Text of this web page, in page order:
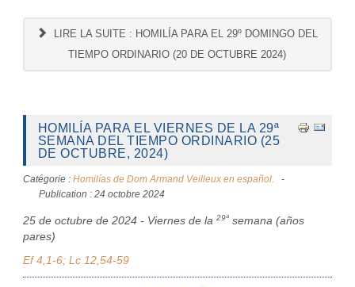
LIRE LA SUITE : HOMILÍA PARA EL 29º DOMINGO DEL
TIEMPO ORDINARIO (20 DE OCTUBRE 2024)
HOMILÍA PARA EL VIERNES DE LA 29ª
SEMANA DEL TIEMPO ORDINARIO (25
DE OCTUBRE, 2024)
Catégorie : Homilías de Dom Armand Veilleux en español.
Publication : 24 octobre 2024
25 de octubre de 2024 - Viernes de la 29ªsemana (años
pares)
Ef 4,1-6; Lc 12,54-59